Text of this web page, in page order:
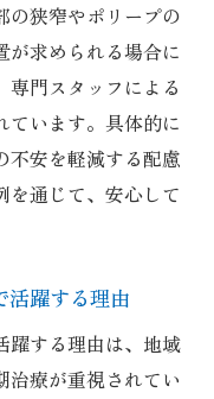
の狭窄やポリープの
が求められる場合に
専門スタッフによる
ています。具体的に
不安を軽減する配慮
を通じて、安心して
活躍する理由
躍する理由は、地域
治療が重視されてい